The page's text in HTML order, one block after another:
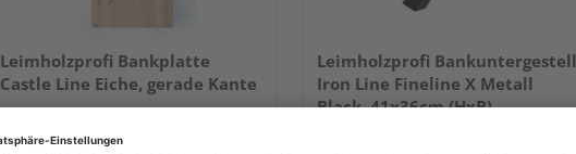
Leimholzprofi Bankplatte
Castle Line Eiche, gerade Kante
Leimholzprofi Bankuntergestell
Iron Line Fineline X Metall
Black, 41x36cm (HxB)